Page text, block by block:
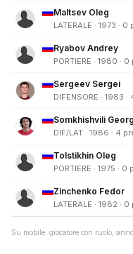
Maltsev Oleg
LATERALE · 1973 · 0
Ryabov Andrey
PORTIERE · 1980 ·
Sergeev Sergei
DIFENSORE · 1983
Somkhishvili
DIF/LAT · 1986 · 4
Tolstikhin Oleg
PORTIERE · 1975 · 0
Zinchenko Fedor
LATERALE · 1982 ·
Su mobile: giocatore con ruolo,